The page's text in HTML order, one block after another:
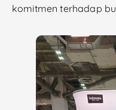
komitmen terhadap